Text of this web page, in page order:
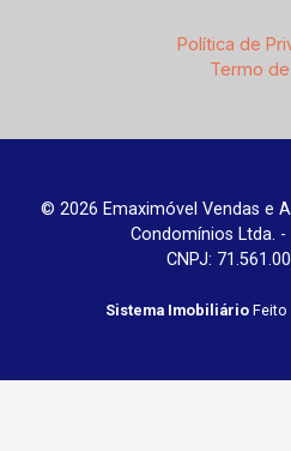
Política de
Termo
© 2026 Emaximóvel Vendas e
Condomínios Ltda. -
CNPJ:
Sistema Imobiliário Feito